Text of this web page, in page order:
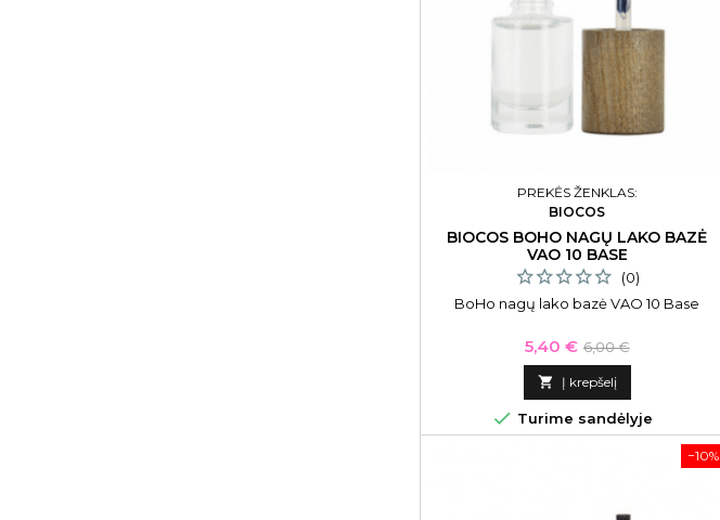
PREKĖS ŽENKLAS:
BIOCOS
BIOCOS BOHO NAGŲ LAKO BAZĖ
VAO 10 BASE
(0)
BoHo nagų lako bazė VAO 10 Base
Kaina
5,40 € Bazinė
kaina
6,00 €
 Į krepšelį
 Turime sandėlyje
−10%